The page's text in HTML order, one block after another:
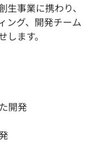
事業に携わり、
ング、開発チーム
ます。
開発